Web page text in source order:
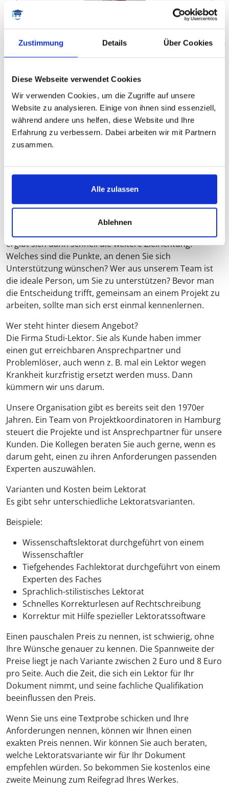
Zustimmung Details Über Cookies
Diese Webseite verwendet Cookies
Wir verwenden Cookies, um die Zugriffe auf unsere
Website zu analysieren. Einige von ihnen sind essenziell,
während andere uns helfen, diese Website und Ihre
Erfahrung zu verbessern. Dabei arbeiten wir mit Partnern
zusammen.
Alle zulassen
Ablehnen
Martin
Dr., Biologe, Lektor dt.+engl.
Medizin, Gesundheitswiss., Genetik,
Agrarwissenschaften, Englische Arbeiten
VITA ANZEIGEN
HÄUFIGE FRAGEN
Wie läuft die kostenlose Vorabberatung ab?
Sie rufen einfach an und sprechen mit einer
Projektkoordinatorin. Sie können Fragen stellen, rund
ergibt sich dann schnell die weitere Zielrichtung.
Welches sind die Punkte, an denen Sie sich
Unterstützung wünschen? Wer aus unserem Team ist
die ideale Person, um Sie zu unterstützen? Bevor man
die Entscheidung trifft, gemeinsam an einem Projekt zu
arbeiten, sollte man sich erst einmal kennenlernen.
Wer steht hinter diesem Angebot?
Die Firma Studi-Lektor. Sie als Kunde haben immer
einen gut erreichbaren Ansprechpartner und
Problemlöser, auch wenn z. B. mal ein Lektor wegen
Krankheit kurzfristig ersetzt werden muss. Dann
kümmern wir uns darum.
Unsere Organisation gibt es bereits seit den 1970er
Jahren. Ein Team von Projektkoordinatoren in Hamburg
steuert die Projekte und ist Ansprechpartner für unsere
Kunden. Die Kollegen beraten Sie auch gerne, wenn es
darum geht, einen zu ihren Anforderungen passenden
Experten auszuwählen.
Varianten und Kosten beim Lektorat
Es gibt sehr unterschiedliche Lektoratsvarianten.
Beispiele:
Wissenschaftslektorat durchgeführt von einem
Wissenschaftler
Tiefgehendes Fachlektorat durchgeführt von einem
Experten des Faches
Sprachlich-stilistisches Lektorat
Schnelles Korrekturlesen auf Rechtschreibung
Korrektur mit Hilfe spezieller Lektoratssoftware
Einen pauschalen Preis zu nennen, ist schwierig, ohne
Ihre Wünsche genauer zu kennen. Die Spannweite der
Preise liegt je nach Variante zwischen 2 Euro und 8 Euro
pro Seite. Auch die Zeit, die sich ein Lektor für Ihr
Dokument nimmt, und seine fachliche Qualifikation
beeinflussen den Preis.
Wenn Sie uns eine Textprobe schicken und Ihre
Anforderungen nennen, können wir Ihnen einen
exakten Preis nennen. Wir können Sie auch beraten,
welche Lektoratsvariante wir für Ihr Dokument
empfehlen würden. So bekommen Sie kostenlos eine
zweite Meinung zum Reifegrad Ihres Werkes.